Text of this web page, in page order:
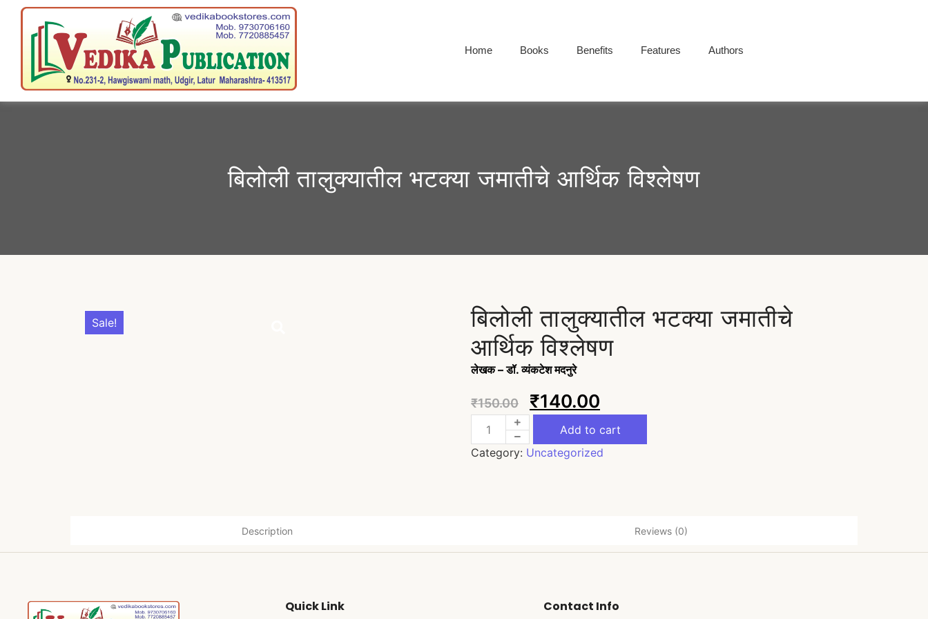
Home Books Benefits Features Authors
बिलोली तालुक्यातील भटक्या जमातीचे आर्थिक विश्लेषण
Sale!
बिलोली तालुक्यातील भटक्या जमातीचे
आर्थिक विश्लेषण
लेखक – डॉ. व्यंकटेश मदनुरे
₹150.00 ₹140.00
Add to cart
Category: Uncategorized
Description Reviews (0)
Quick Link Contact Info